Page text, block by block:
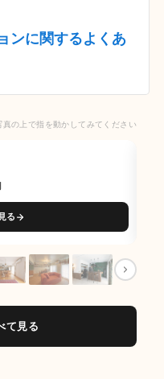
ンに関するよくあ
真の上で指を動かしてみてください
てください
る
て見る